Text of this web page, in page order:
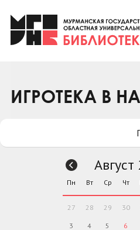
Клуб «Гиря и
Клуб «Семейный
Коллегам
ИГРОТЕКА В
Август
Пн Вт Ср Чт
27 28 29 30
3 4 5 6